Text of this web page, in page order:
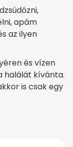
apám
az ilyen
és vízen
halálát kívánta.
is csak egy